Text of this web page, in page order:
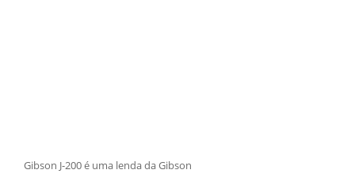
Gibson J-200 é uma lenda da Gibson